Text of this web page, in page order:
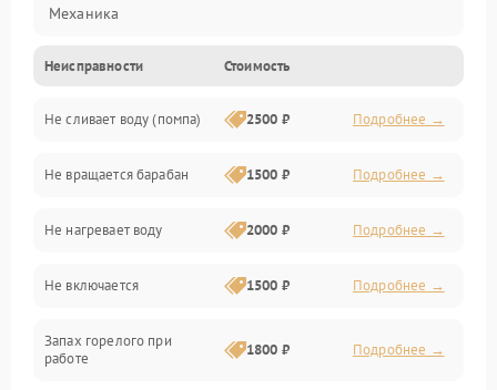
Механика
Электропитание
Водоснабжение
Слив
Программное обеспечение
Неисправности Стоимость
Не сливает воду (помпа) 2500 ₽ Подробнее →
Не вращается барабан 1500 ₽ Подробнее →
Не нагревает воду 2000 ₽ Подробнее →
Не включается 1500 ₽ Подробнее →
Запах горелого при
работе
1800 ₽ Подробнее →